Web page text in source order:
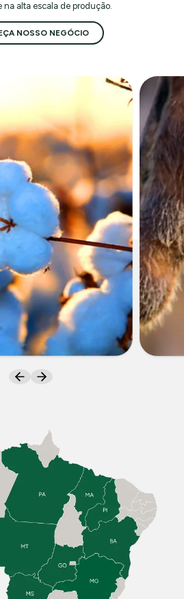
na alta escala de produção.
NOSSO NEGÓCIO